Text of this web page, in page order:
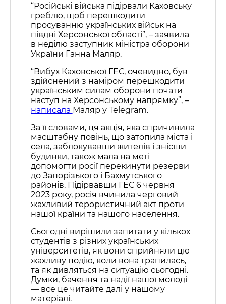
“Російські війська підірвали Каховську
греблю, щоб перешкодити
просуванню українських військ на
півдні Херсонської області”, – заявила
в неділю заступник міністра оборони
України Ганна Маляр.
“Вибух Каховської ГЕС, очевидно, був
здійснений з наміром перешкодити
українським силам оборони почати
наступ на Херсонському напрямку”, –
написала Маляр у Telegram.
За її словами, ця акція, яка спричинила
масштабну повінь, що затопила міста і
села, заблокувавши жителів і знісши
будинки, також мала на меті
допомогти росії перекинути резерви
до Запорізького і Бахмутського
районів. Підірвавши ГЕС 6 червня
2023 року, росія вчинила черговий
жахливий терористичний акт проти
нашої країни та нашого населення.
Сьогодні вирішили запитати у кількох
студентів з різних українських
університетів, як вони сприйняли цю
жахливу подію, коли вона трапилась,
та як дивляться на ситуацію сьогодні.
Думки, бачення та надії нашої молоді
— все це читайте далі у нашому
матеріалі.